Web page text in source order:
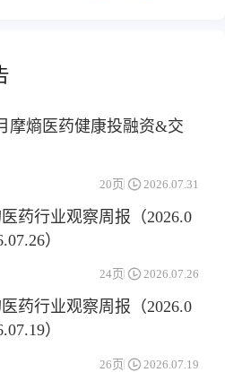
摩熵医药健康投融资&交
20页 2026.07.31
药行业观察周报（2026.0
）
24页 2026.07.26
药行业观察周报（2026.0
）
26页 2026.07.19